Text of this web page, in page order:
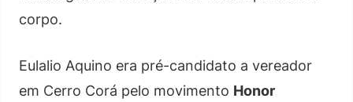
corpo.
Eulalio Aquino era pré-candidato a vereador
em Cerro Corá pelo movimento Honor